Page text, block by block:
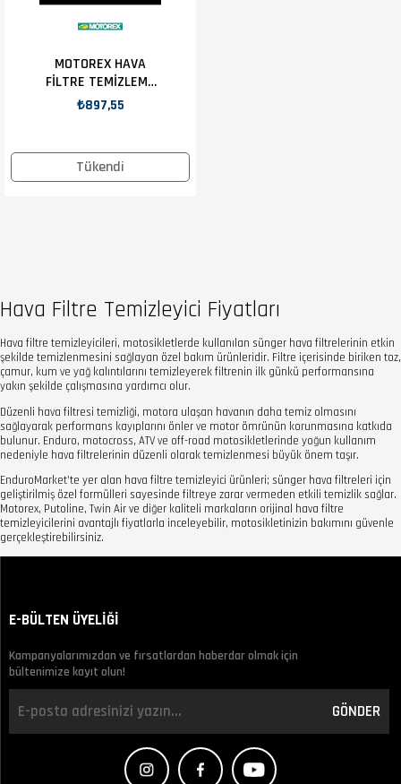
Tükendi
MOTOREX HAVA
FİLTRE TEMİZLEME
1LT
₺897,55
Hava Filtre Temizleyici Fiyatları
Hava filtre temizleyicileri, motosikletlerde kullanılan sünger hava filtrelerinin etkin
şekilde temizlenmesini sağlayan özel bakım ürünleridir. Filtre içerisinde biriken toz,
çamur, kum ve yağ kalıntılarını temizleyerek filtrenin ilk günkü performansına
yakın şekilde çalışmasına yardımcı olur.
Düzenli hava filtresi temizliği, motora ulaşan havanın daha temiz olmasını
sağlayarak performans kayıplarını önler ve motor ömrünün korunmasına katkıda
bulunur. Enduro, motocross, ATV ve off-road motosikletlerinde yoğun kullanım
nedeniyle hava filtrelerinin düzenli olarak temizlenmesi büyük önem taşır.
EnduroMarket'te yer alan hava filtre temizleyici ürünleri; sünger hava filtreleri için
geliştirilmiş özel formülleri sayesinde filtreye zarar vermeden etkili temizlik sağlar.
Motorex, Putoline, Twin Air ve diğer kaliteli markaların orijinal hava filtre
temizleyicilerini avantajlı fiyatlarla inceleyebilir, motosikletinizin bakımını güvenle
gerçekleştirebilirsiniz.
E-BÜLTEN ÜYELİĞİ
Kampanyalarımızdan ve fırsatlardan haberdar olmak için
bültenimize kayıt olun!
GÖNDER